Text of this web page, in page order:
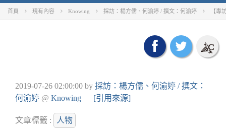
首頁 現有內容 Knowing 採訪：楊方儒、何渝婷 / 撰文：何渝婷 【專
2019-07-26 02:00:00 by 採訪：楊方儒、何渝婷 / 撰文：
何渝婷 @ Knowing [引用來源]
文章標籤 : 人物